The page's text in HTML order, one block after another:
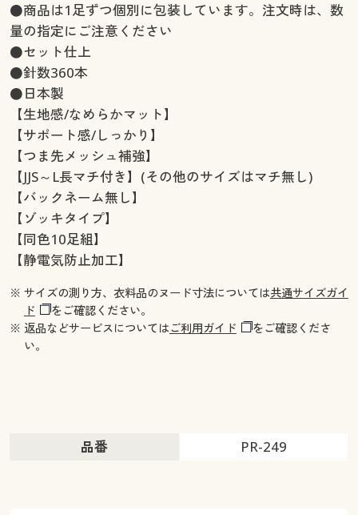
●商品は1足ずつ個別に包装しています。注文時は、数
量の指定にご注意ください
●セット仕上
●針数360本
●日本製
【生地感/なめらかマット】
【サポート感/しっかり】
【つま先メッシュ補強】
【JJS～L長マチ付き】(その他のサイズはマチ無し)
【バックネーム無し】
【ゾッキタイプ】
【同色10足組】
【静電気防止加工】
※ サイズの測り方、衣料品のヌード寸法については共通サイズガイ
ド
をご確認ください。
※ 返品などサービスについてはご利用ガイド
をご確認くださ
い。
品番 PR-249